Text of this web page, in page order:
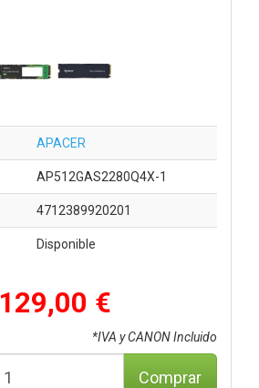
APACER
AP512GAS2280Q4X-1
4712389920201
Disponible
129,00 €
*IVA y CANON Incluido
Comprar